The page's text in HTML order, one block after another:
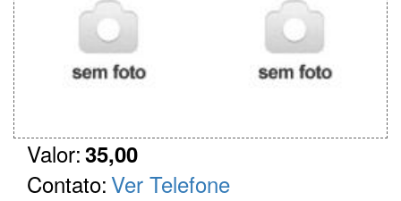
Valor:35,00
Contato:Ver Telefone